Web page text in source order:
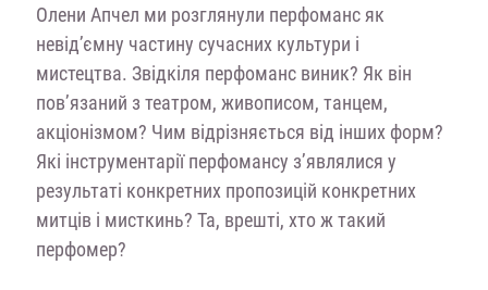
Олени Апчел ми розглянули перфомансяк
невід’ємну частину сучасних культури і
мистецтва. Звідкіля перфоманс виник? Як він
пов’язаний з театром, живописом, танцем,
акціонізмом? Чим відрізняється від інших форм?
Які інструментарії перфомансу з’являлися у
результаті конкретних пропозицій конкретних
митців і мисткинь? Та, врешті, хто ж такий
перфомер?